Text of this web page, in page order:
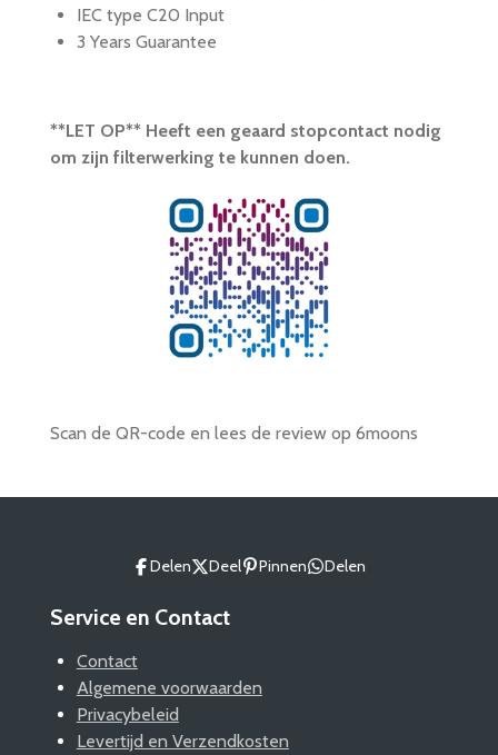
IEC type C20 Input
3 Years Guarantee
**LET OP** Heeft een geaard stopcontact nodig
om zijn filterwerking te kunnen doen.
Scan de QR-code en lees de review op 6moons
Delen Deel Pinnen Delen
Service en Contact
Contact
Algemene voorwaarden
Privacybeleid
Levertijd en Verzendkosten